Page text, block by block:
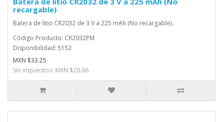
recargable)
Batera de litio CR2032 de 3 V a 225 mAh (No recargable)..
Código Producto: CR2032PM
Disponibilidad: 5152
MXN $33.25
Sin impuestos: MXN $28.66